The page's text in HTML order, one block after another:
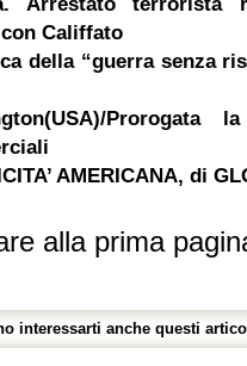
Califfato
della “guerra senza
AMERICANA, di
alla prima
interessarti anche questi